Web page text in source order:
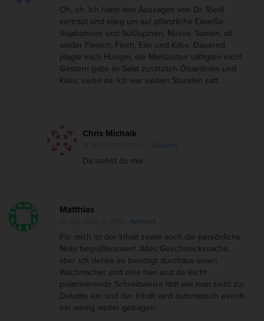
Oh, oh, ich hatte den Aussagen von Dr. Riedl
vertraut und stieg um auf pflanzliche Eiweiße:
Sojabohnen und Süßlupinen, Nüsse, Samen, aß
weder Fleisch, Fisch, Eier und Käse. Dauernd
plagte mich Hunger, die Mahlzeiten sättigten nicht.
Gestern gabs im Salat zusätzlich Ölsardinen und
Käse, siehe da: Ich war sieben Stunden satt.
Chris Michalk
- Antwort
Da siehst du mal.
Matthias
- Antwort
Für mich ist der Inhalt sowie auch die persönliche
Note begrüßenswert. Alles Geschmackssache,
aber ich denke es benötigt durchaus einen
Wachmacher und eine hier und da leicht
polarisierende Schreibweise lädt wie man sieht zur
Debatte ein und der Inhalt wird automatisch eventl.
ein wenig weiter getragen.